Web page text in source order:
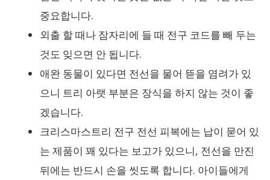
중요합니다.
외출 할 때나 잠자리에 들 때 전구 코드를 빼 두는
것도 잊으면 안 됩니다.
애완 동물이 있다면 전선을 물어 뜯을 염려가 있
으니 트리 아랫 부분은 장식을 하지 않는 것이 좋
겠습니다.
크리스마스트리 전구 전선 피복에는 납이 묻어 있
는 제품이 꽤 있다는 보고가 있으니, 전선을 만진
뒤에는 반드시 손을 씻도록 합니다. 아이들에게